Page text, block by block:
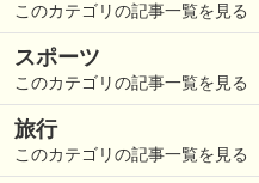
このカテゴリの記事一覧を見る
スポーツ
このカテゴリの記事一覧を見る
旅行
このカテゴリの記事一覧を見る